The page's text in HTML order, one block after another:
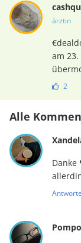
ärztin
am
2
Alle
Danke